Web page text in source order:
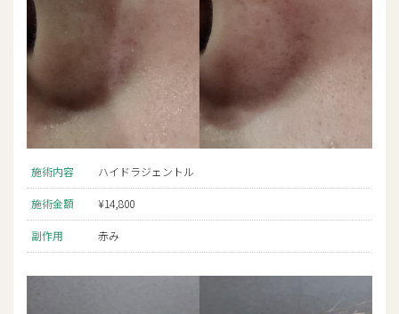
施術内容 ハイドラジェントル
施術金額 ¥14,800
副作用 赤み